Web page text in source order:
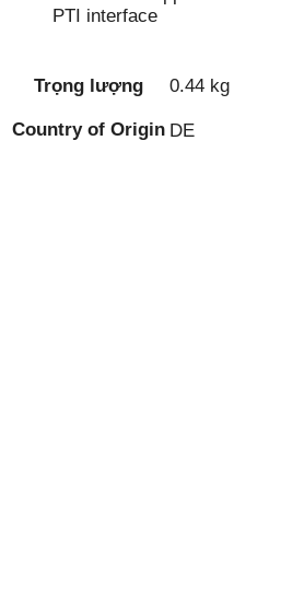
PTI interface
Trọng lượng 0.44 kg
Country of Origin DE